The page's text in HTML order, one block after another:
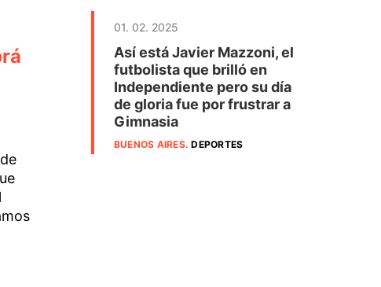
01. 02. 2025
Así está Javier Mazzoni, el
futbolista que brilló en
Independiente pero su día
de gloria fue por frustrar a
Gimnasia
BUENOS AIRES.DEPORTES